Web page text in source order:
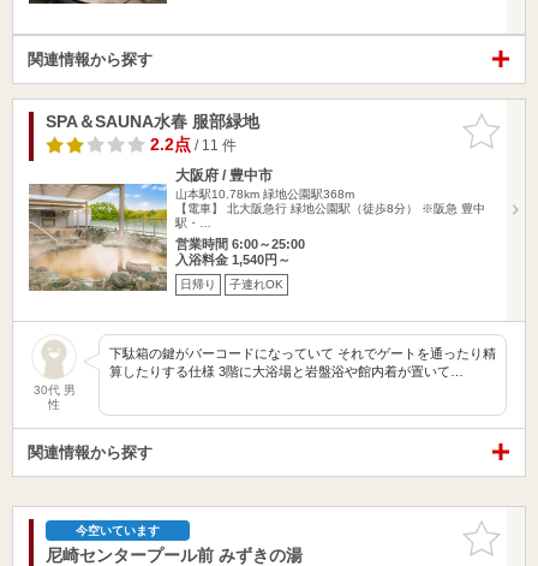
関連情報から探す
お気に入
りに追加
SPA＆SAUNA水春 服部緑地
2.2点/ 11 件
大阪府 / 豊中市
山本駅10.78km 緑地公園駅368m
【電車】 北大阪急行 緑地公園駅（徒歩8分） ※阪急 豊中
駅・…
営業時間 6:00～25:00
入浴料金 1,540円～
日帰り 子連れOK
30代 男
性
下駄箱の鍵がバーコードになっていて それでゲートを通ったり精
算したりする仕様 3階に大浴場と岩盤浴や館内着が置いて…
関連情報から探す
お気に入
りに追加
今空いています
尼崎センタープール前 みずきの湯